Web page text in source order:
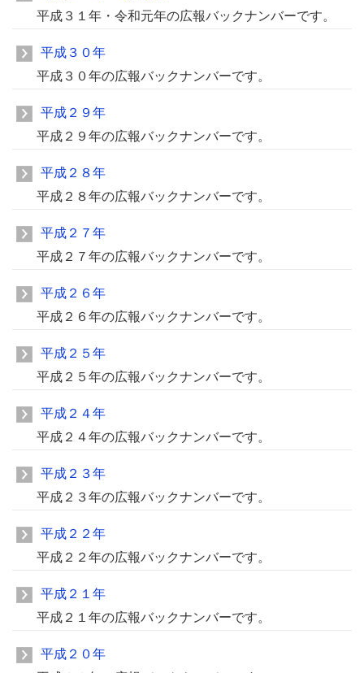
平成３１年・令和元年の広報バックナンバーです。
平成３０年
平成３０年の広報バックナンバーです。
平成２９年
平成２９年の広報バックナンバーです。
平成２８年
平成２８年の広報バックナンバーです。
平成２７年
平成２７年の広報バックナンバーです。
平成２６年
平成２６年の広報バックナンバーです。
平成２５年
平成２５年の広報バックナンバーです。
平成２４年
平成２４年の広報バックナンバーです。
平成２３年
平成２３年の広報バックナンバーです。
平成２２年
平成２２年の広報バックナンバーです。
平成２１年
平成２１年の広報バックナンバーです。
平成２０年